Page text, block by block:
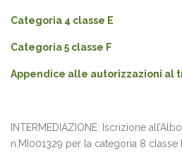
Categoria 4 classe E
Categoria 5 classe F
Appendice alle autorizzazioni al
INTERMEDIAZIONE: Iscrizione
n.MI001329 per la categoria 8 classe